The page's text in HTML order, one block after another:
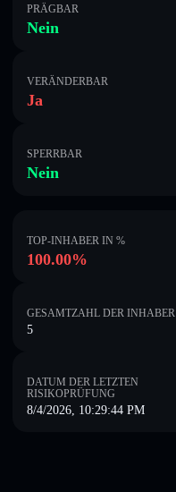
PRÄGBAR
Nein
VERÄNDERBAR
Ja
SPERRBAR
Nein
TOP-INHABER IN %
100.00%
GESAMTZAHL DER INHABER
5
DATUM DER LETZTEN
RISIKOPRÜFUNG
8/4/2026, 10:29:44 PM